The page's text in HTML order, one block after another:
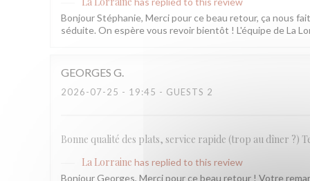
Bonjour Stéphanie, Merci pour ce beau retour, ça nous
séduite. On espère vous revoir bientôt ! L'équipe de La
GEORGES G
2026-07-25 - 19:45 - GUESTS 2
Bonne qualité des plats, service rapide (trop au dîner ?)
La Lorraine has replied to this review
Bonjour Georges, Merci pour ce beau retour ! Votre